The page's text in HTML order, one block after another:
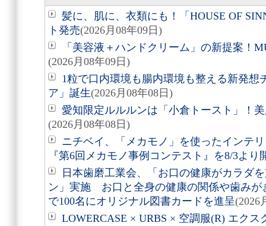
髪に、肌に、衣類にも！「HOUSE OF
ト発売(2026月08年09日)
「美容液＋ハンドクリーム」の新提案！
(2026月08年09日)
1粒で口内環境も腸内環境も整える新発想
ア」誕生(2026月08年08日)
愛知限定ルルルンは「小倉トースト」！
(2026月08年08日)
ニチベイ、「メカモノ」を使ったインテ
『第6回メカモノ事例コンテスト』を8/3より
日本歯磨工業会、「お口の健康がカラダ
ン」実施 お口と全身の健康の関係や歯みが
で100名にオリジナル図書カードを進呈(2026
LOWERCASE × URBS × 空調服(R) エク